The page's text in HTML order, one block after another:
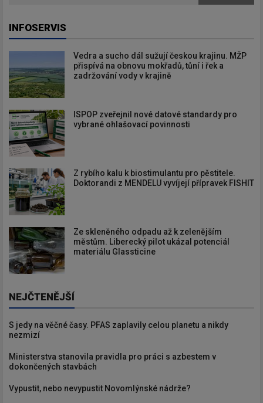
INFOSERVIS
Vedra a sucho dál sužují českou krajinu. MŽP
přispívá na obnovu mokřadů, tůní i řek a
zadržování vody v krajině
ISPOP zveřejnil nové datové standardy pro
vybrané ohlašovací povinnosti
Z rybího kalu k biostimulantu pro pěstitele.
Doktorandi z MENDELU vyvíjejí přípravek FISHIT
Ze skleněného odpadu až k zelenějším
městům. Liberecký pilot ukázal potenciál
materiálu Glassticine
NEJČTENĚJŠÍ
S jedy na věčné časy. PFAS zaplavily celou planetu a nikdy
nezmizí
Ministerstva stanovila pravidla pro práci s azbestem v
dokončených stavbách
Vypustit, nebo nevypustit Novomlýnské nádrže?